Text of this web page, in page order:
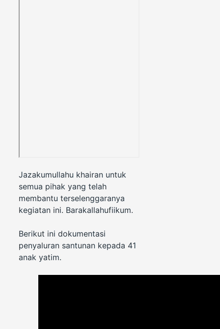
Jazakumullahu khairan untuk
semua pihak yang telah
membantu terselenggaranya
kegiatan ini. Barakallahufiikum.
Berikut ini dokumentasi
penyaluran santunan kepada 41
anak yatim.